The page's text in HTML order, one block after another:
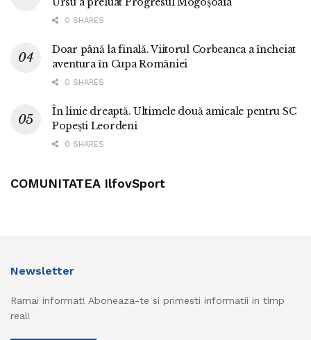
0 SHARES
Doar până la finală. Viitorul Corbeanca a încheiat
aventura în Cupa României
0 SHARES
În linie dreaptă. Ultimele două amicale pentru SC
Popești Leordeni
0 SHARES
COMUNITATEA IlfovSport
Newsletter
Ramai informat! Aboneaza-te si primesti informatii in timp
real!